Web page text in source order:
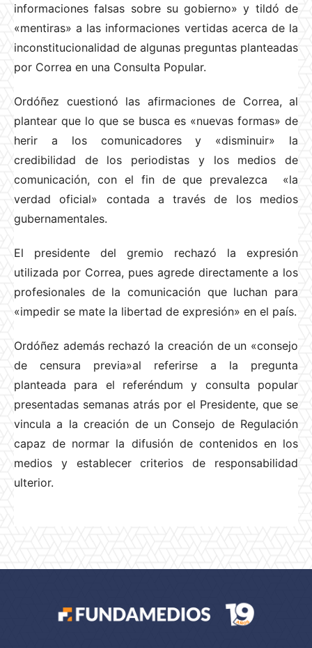
informaciones falsas sobre su gobierno» y tildó de
«mentiras» a las informaciones vertidas acerca de la
inconstitucionalidad de algunas preguntas planteadas
por Correa en una Consulta Popular.
Ordóñez cuestionó las afirmaciones de Correa, al
plantear que lo que se busca es «nuevas formas» de
herir a los comunicadores y «disminuir» la
credibilidad de los periodistas y los medios de
comunicación, con el fin de que prevalezca «la
verdad oficial» contada a través de los medios
gubernamentales.
El presidente del gremio rechazó la expresión
utilizada por Correa, pues agrede directamente a los
profesionales de la comunicación que luchan para
«impedir se mate la libertad de expresión» en el país.
Ordóñez además rechazó la creación de un «consejo
de censura previa»al referirse a la pregunta
planteada para el referéndum y consulta popular
presentadas semanas atrás por el Presidente, que se
vincula a la creación de un Consejo de Regulación
capaz de normar la difusión de contenidos en los
medios y establecer criterios de responsabilidad
ulterior.